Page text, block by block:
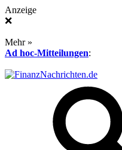
Anzeige
❌
Mehr »
Ad hoc-Mitteilungen: